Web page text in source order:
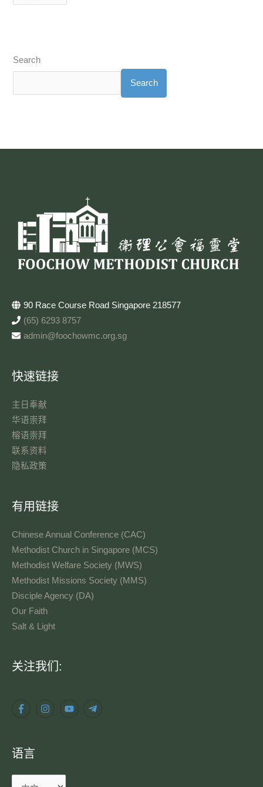
Search
Search
90 Race Course Road Singapore 218577
(65) 6293 8757
admin@foochowmc.org.sg
快速链接
主日奉献​
华语崇拜
榕语崇拜
联系资料​
隐私政策
有用链接
Chinese Annual Conference (CAC)
Methodist Church in Singapore (MCS)
Methodist Welfare Society (MWS)
Methodist Missions Society (MMS)
Disciple Agency (DA)
Our Faith
Salt & Light
关注我们:
语言
语